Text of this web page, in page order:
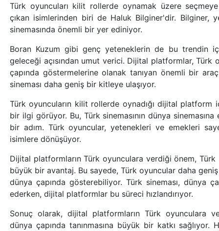
Türk oyuncuları kilit rollerde oynamak üzere
çıkan isimlerinden biri de Haluk Bilginer'dir. Bilginer,
sinemasında önemli bir yer ediniyor.
Boran Kuzum gibi genç yeteneklerin de bu trendin
geleceği açısından umut verici. Dijital platformlar, Türk
çapında göstermelerine olanak tanıyan önemli bir
sineması daha geniş bir kitleye ulaşıyor.
Türk oyuncuların kilit rollerde oynadığı dijital platform
bir ilgi görüyor. Bu, Türk sinemasının dünya sinemasına
bir adım. Türk oyuncular, yetenekleri ve emekleri
isimlere dönüşüyor.
Dijital platformların Türk oyunculara verdiği önem, Türk
büyük bir avantaj. Bu sayede, Türk oyuncular daha
dünya çapında gösterebiliyor. Türk sineması, dünya
ederken, dijital platformlar bu süreci hızlandırıyor.
Sonuç olarak, dijital platformların Türk oyunculara
dünya çapında tanınmasına büyük bir katkı sağlıyor.